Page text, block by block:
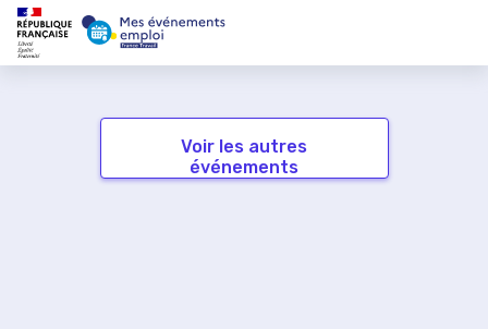
Voir les autres
événements